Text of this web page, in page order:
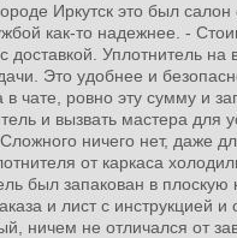
Иркутск это был
как-то надежнее. -
Уплотнитель
Это удобнее и
чате, ровно эту сумму и
и вызвать мастера для
ничего нет, даже
от каркаса
был запакован в плоскую
и лист с инструкцией и
ничем не отличался от